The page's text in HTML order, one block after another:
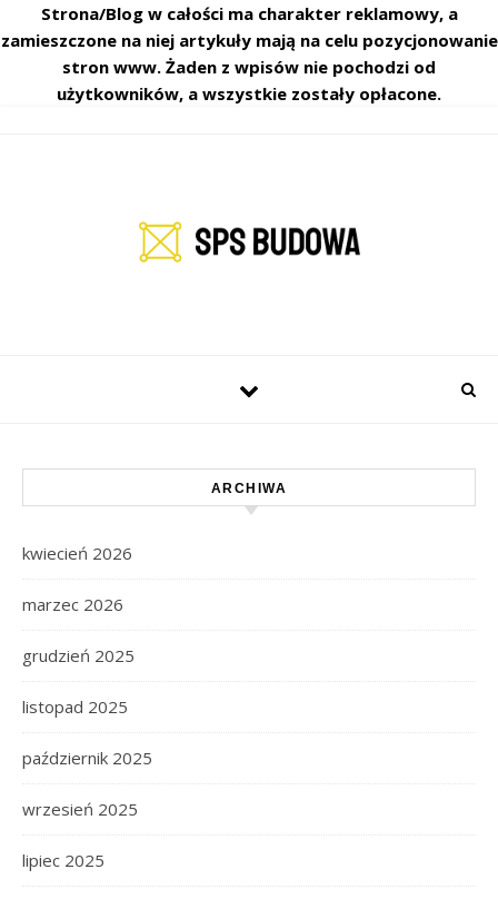
Strona/Blog w całości ma charakter reklamowy, a
zamieszczone na niej artykuły mają na celu pozycjonowanie
stron www. Żaden z wpisów nie pochodzi od
użytkowników, a wszystkie zostały opłacone.
ARCHIWA
kwiecień 2026
marzec 2026
grudzień 2025
listopad 2025
październik 2025
wrzesień 2025
lipiec 2025